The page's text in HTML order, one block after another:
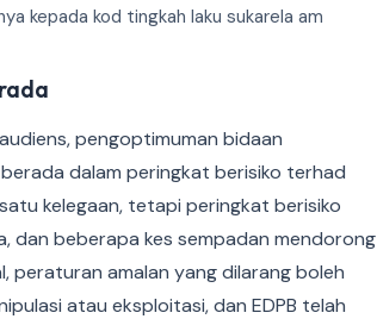
kepada kod tingkah laku sukarela am
pengoptimuman bidaan
dalam peringkat berisiko terhad
kelegaan, tetapi peringkat berisiko
dan beberapa kes sempadan mendorong
peraturan amalan yang dilarang boleh
atau eksploitasi, dan EDPB telah